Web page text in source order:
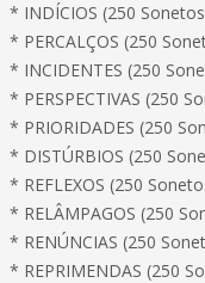
* INDÍCIOS (250
* PERCALÇOS (250
* INCIDENTES (250
* PERSPECTIVAS (250
* PRIORIDADES (250
* DISTÚRBIOS (250
* REFLEXOS (250
* RELÂMPAGOS (250
* RENÚNCIAS (250
* REPRIMENDAS (250